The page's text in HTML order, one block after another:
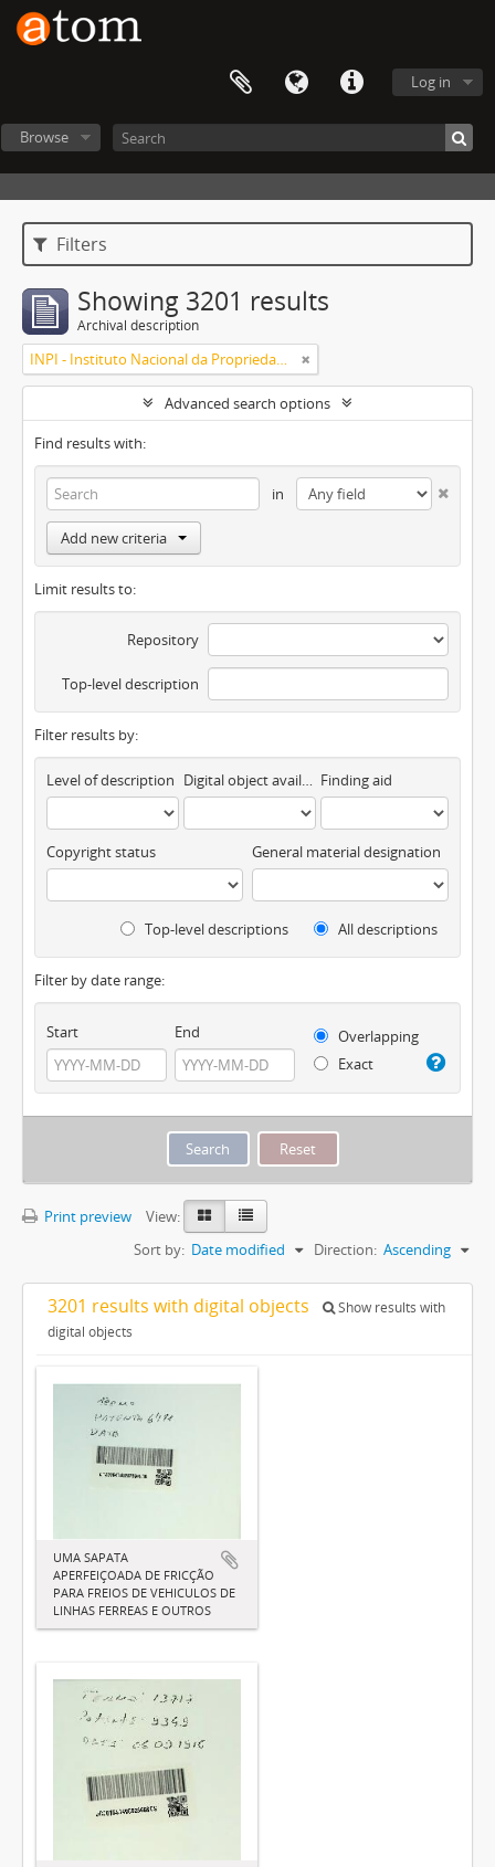
Log in
Browse
Filters
Showing 3201 results
Archival description
INPI - Instituto Nacional da Propriedade Industrial
Advanced search options
Find results with:
in
Add new criteria
Limit results to:
Repository
Top-level description
Filter results by:
Level of description Digital object available Finding aid
Copyright status General material designation
Top-level descriptions All descriptions
Filter by date range:
Start End
Overlapping
Exact
Print preview
View:
Sort by: Date modified Direction: Ascending
3201 results with digital objects
Show results with
digital objects
UMA SAPATA
APERFEIÇOADA DE FRICÇÃO
PARA FREIOS DE VEHICULOS DE
LINHAS FERREAS E OUTROS